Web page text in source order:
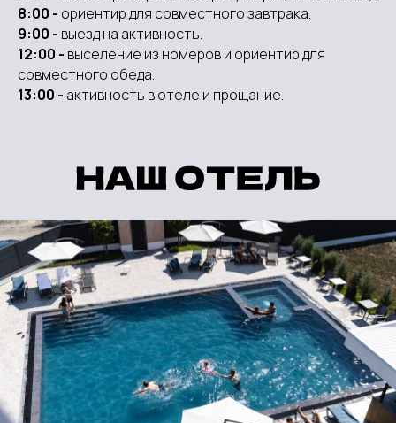
8:00 - ориентир для совместного завтрака.
9:00 - выезд на активность.
12:00 - выселение из номеров и ориентир для
совместного обеда.
13:00 - активность в отеле и прощание.